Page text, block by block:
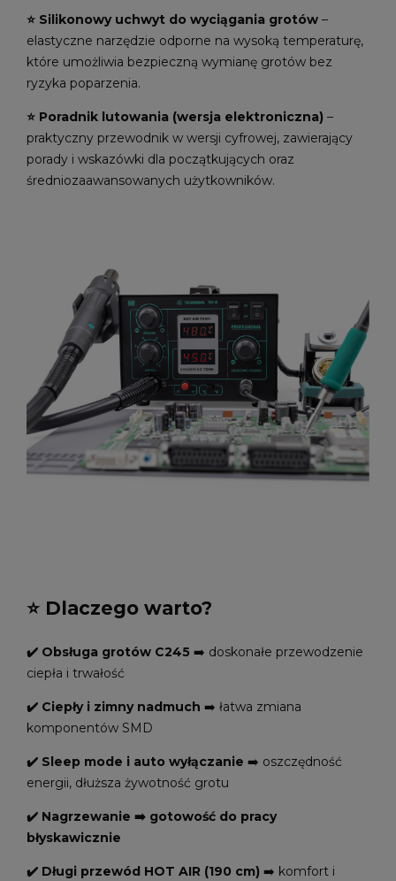
⭐️ Silikonowy uchwyt do wyciągania grotów –
elastyczne narzędzie odporne na wysoką temperaturę,
które umożliwia bezpieczną wymianę grotów bez
ryzyka poparzenia.
⭐️ Poradnik lutowania (wersja elektroniczna) –
praktyczny przewodnik w wersji cyfrowej, zawierający
porady i wskazówki dla początkujących oraz
średniozaawansowanych użytkowników.
⭐️ Dlaczego warto?
✔️ Obsługa grotów C245 ➡️ doskonałe przewodzenie
ciepła i trwałość
✔️ Ciepły i zimny nadmuch ➡️ łatwa zmiana
komponentów SMD
✔️ Sleep mode i auto wyłączanie ➡️ oszczędność
energii, dłuższa żywotność grotu
✔️ Nagrzewanie ➡️ gotowość do pracy
błyskawicznie
✔️ Długi przewód HOT AIR (190 cm) ➡️ komfort i